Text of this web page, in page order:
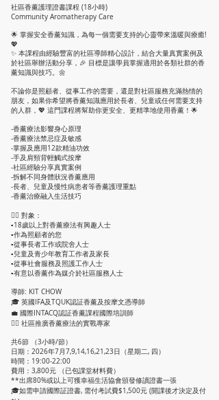
社區香薰護理證書課程 (18小時)
Community Aromatherapy Care
🌟 掌握安全香薰知識，為每一個需要支持的心靈帶來溫暖與療癒!
💖
✨ 本課程由經驗豐富的社區導師精心設計，結合大量真實案例及
於社區舉辦活動分享，🎉 目標是讓學員掌握適用於各類社群的香
薰知識與技巧。🌼
不論你是照顧者、從事工作的需要，還是對社區服務充滿熱情的
朋友，如果你希望將香薰知識應用於長者、兒童或任何需要支持
的人群，💖 這門課程將幫助你更安全、更精準地使用香薰！🌟
-香薰療法影響身心原理
-香薰療法禁忌症及敏感
-掌握及應用12款精油功效
-手及肩頸背輕觸式按摩
-社區經驗分享真實案例
-拆解不同身體狀況香薰應用
-長者、兒童及慢性病患者等香薰護理重點
-香薰治療融入生活技巧
🙆‍♀️ 對象：
▪️18歲以上對香薰療法有興趣人士
▪️作為照顧者的您
▪️從事長者工作或院舍人士
▪️兒童及青少年教育工作者及家長
▪️從事社會服務及照護工作人士
▪️有意以香薰作為媒介於社區服務人士
導師: KIT CHOW
🎓 英國IFA及TQUK認証香薰及按摩文憑導師
💼 國際INTACQ認証香薰課程國際培訓師
👩‍⚕️ 社區推廣香薰療法的實戰專家
共6節 （3小時/節）
日期：2026年7月7,9,14,16,21,23日（星期二, 四）
時間：19:00-22:00
費用：3,800元 （已包課堂材料費）
**出席80%或以上可獲幸福生活協會頒發修讀證書一張
🎓如需申請國際証證書, 需付考試費$1,500元 (開課後才決定及付